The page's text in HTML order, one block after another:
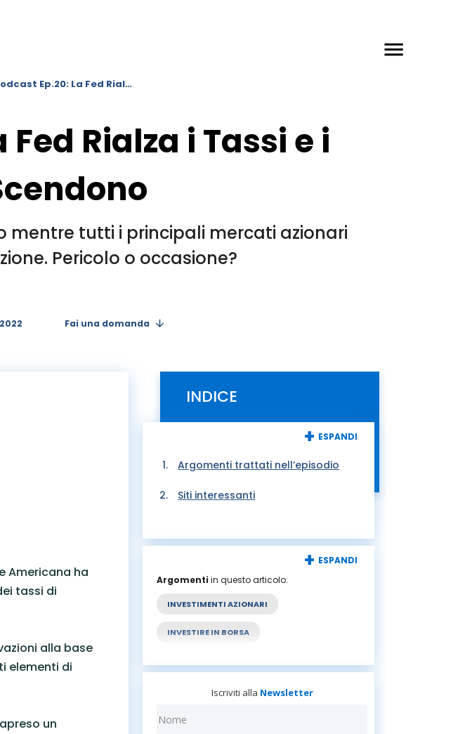
Ep.20: La Fed Rial…
Fed Rialza i Tassi e i
mentre tutti i principali mercati azionari
Pericolo o occasione?
Fai una domanda
Americana ha
tassi di
alla base
elementi di
un
INDICE
+ ESPANDI
Argomenti trattati nell’episodio
Siti interessanti
Argomenti in questo articolo:
INVESTIMENTI AZIONARI
INVESTIRE IN BORSA
+ ESPANDI
Iscriviti alla Newsletter